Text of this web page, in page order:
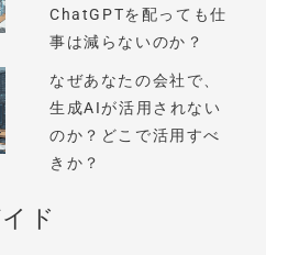
ChatGPTを配っても仕
事は減らないのか？
なぜあなたの会社で、
生成AIが活用されない
のか？どこで活用すべ
きか？
ド